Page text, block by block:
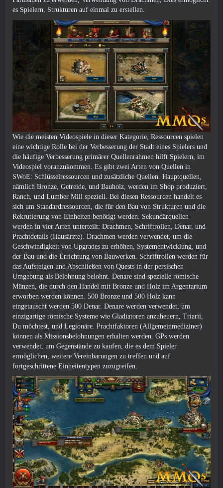
es Spielern, Strukturen auf einmal zu erstellen.
Wie die meisten Videospiele in dieser Kategorie, Ressourcen spielen
eine wichtige Rolle bei der Verbesserung der Stadt eines Spielers und
die häufige Verbesserung primärer Quellenrahmen hilft Spielern, im
Videospiel voranzukommen. Es gibt zwei Arten von Quellen in
SWoE: Schlüsselressourcen und zusätzliche Quellen. Hauptquellen,
nämlich Bronze, Getreide, und Bauholz, werden im Shop produziert,
Ranch, und Lumber Mill speziell. Bei diesen Ressourcen handelt es
sich um Standardressourcen, die für den Bau von Strukturen und die
Rekrutierung von Einheiten benötigt werden. Sekundärquellen
werden in vier Arten unterteilt: Drachmen, Schriftrollen, Denar, und
Prachtdetails (Hausärzte). Drachmen werden verwendet, um die
Geschwindigkeit von Upgrades zu erhöhen, Systementwicklung, und
der Bau und die Errichtung von Bauwerken. Schriftrollen werden für
das Aufsteigen und Abschließen von Quests in der persischen
Umgebung als Belohnung belohnt. Denare sind spezielle römische
Münzen, die durch den Handel mit Bronze und Holz im Argentarium
erworben werden können. 500 Bronze und 500 Holz kann
eingetauscht werden 500 Denar. Denare werden verwendet, um
einzigartige römische Systeme wie Gladiatoren anzuheuern, Triarii,
Du möchtest, und Legionäre. Prachtfaktoren (Allgemeinmediziner)
können als Missionsbelohnungen erhalten werden. GPs werden
verwendet, um Gegenstände zu kaufen, die es dem Spieler
ermöglichen, weitere Vereinbarungen zu treffen und auf
fortgeschrittene Einheitentypen zuzugreifen.